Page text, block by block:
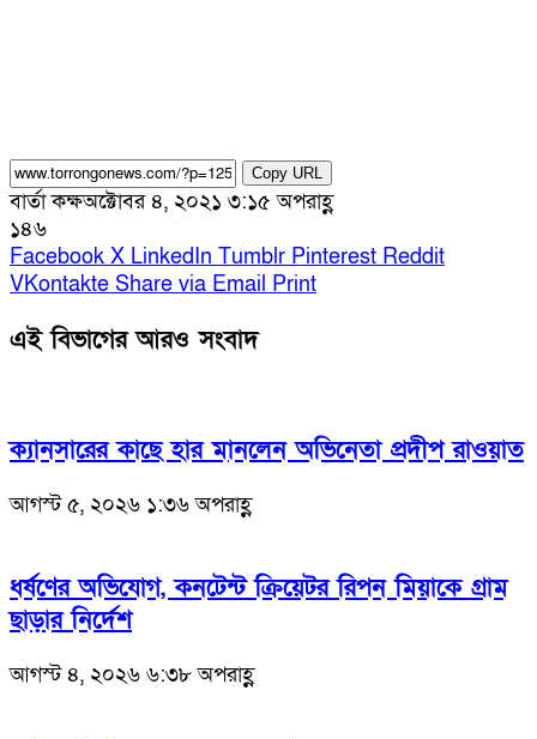
Copy URL
বার্তা কক্ষঅক্টোবর ৪, ২০২১ ৩:১৫ অপরাহ্ণ
১৪৬
Facebook X LinkedIn Tumblr Pinterest Reddit
VKontakte Share via Email Print
এই বিভাগের আরও সংবাদ
ক্যানসারের কাছে হার মানলেন অভিনেতা প্রদীপ রাওয়াত
আগস্ট ৫, ২০২৬ ১:৩৬ অপরাহ্ণ
ধর্ষণের অভিযোগ, কনটেন্ট ক্রিয়েটর রিপন মিয়াকে গ্রাম
ছাড়ার নির্দেশ
আগস্ট ৪, ২০২৬ ৬:৩৮ অপরাহ্ণ